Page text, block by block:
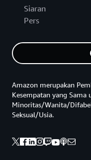
Siaran
Pers
Amazon merupakan
Kesempatan yang Sama
Minoritas/Wanita/
Seksual/Usia.